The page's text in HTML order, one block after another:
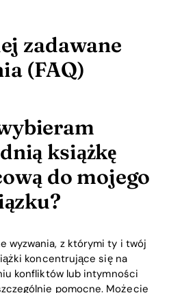
zadawane
(FAQ)
książkę
do mojego
wyzwania, z którymi ty i twój
koncentrujące się na
konfliktów lub intymności
pomocne. Możecie